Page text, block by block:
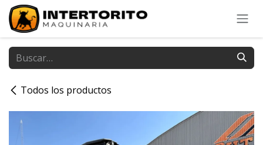
Ir al contenido
Todos los productos